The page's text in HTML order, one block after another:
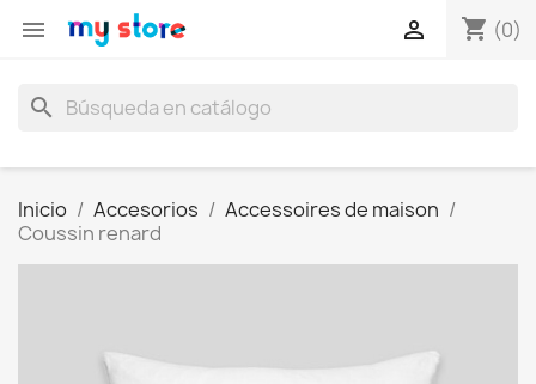
 shopping_cart (0)

search
Inicio Accesorios
Accessoires de maison
Coussin renard